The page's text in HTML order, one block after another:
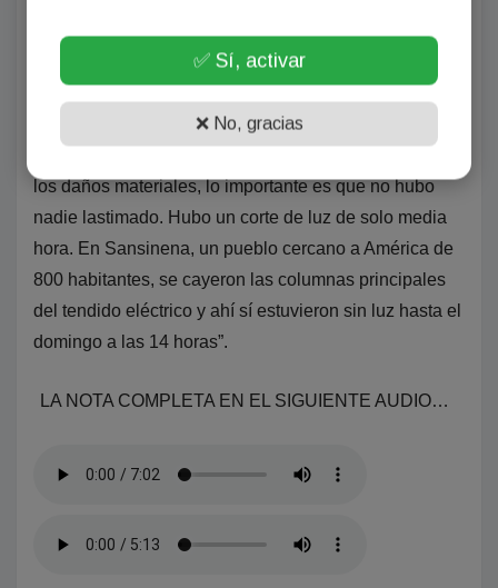
propietario de una camioneta que la puso debajo de
camioneta. No hubo evacuados ni heridos, fue una
los daños materiales, lo importante es que no hubo
nadie lastimado. Hubo un corte de luz de solo media
hora. En Sansinena, un pueblo cercano a América de
800 habitantes, se cayeron las columnas principales
del tendido eléctrico y ahí sí estuvieron sin luz hasta el
domingo a las 14 horas”.
LA NOTA COMPLETA EN EL SIGUIENTE AUDIO…
✅ Sí, activar
❌ No, gracias